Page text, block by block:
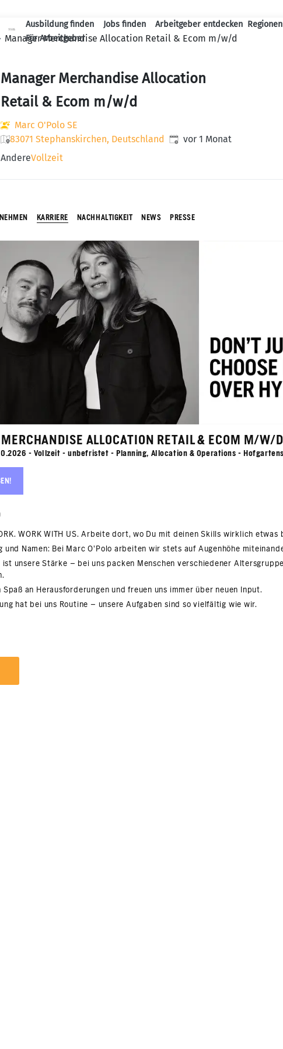
Haupt-Navigation
Ausbildung finden Jobs finden Arbeitgeber entdecken Regionen
Für Arbeitgeber
Manager Merchandise Allocation Retail & Ecom m/w/d
Manager Merchandise Allocation
Retail & Ecom m/w/d
Marc O'Polo SE
83071 Stephanskirchen, Deutschland Veröffentlicht:
vor 1 Monat
AndereVollzeit